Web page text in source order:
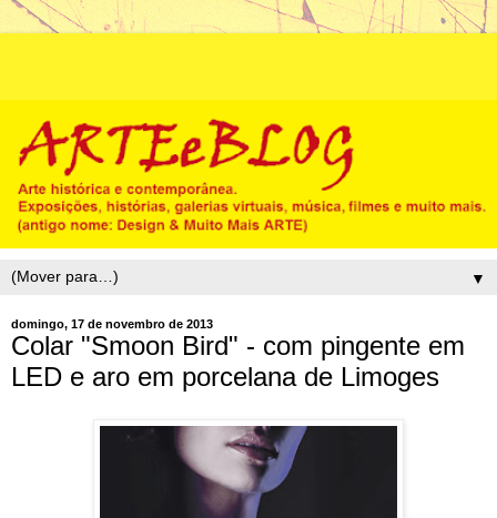
▼
domingo, 17 de novembro de 2013
Colar "Smoon Bird" - com pingente em
LED e aro em porcelana de Limoges